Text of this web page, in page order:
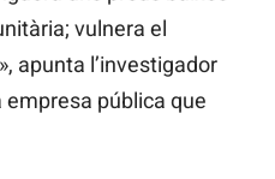
vulnera el
apunta l’investigador
pública que